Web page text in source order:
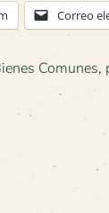
Correo
Comunes,